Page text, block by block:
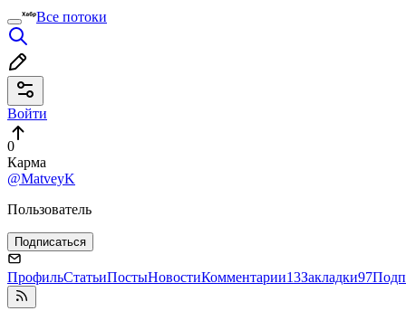
Все потоки
Войти
0
Карма
@MatveyK
Пользователь
Подписаться
ПрофильСтатьиПостыНовостиКомментарии13Закладки97